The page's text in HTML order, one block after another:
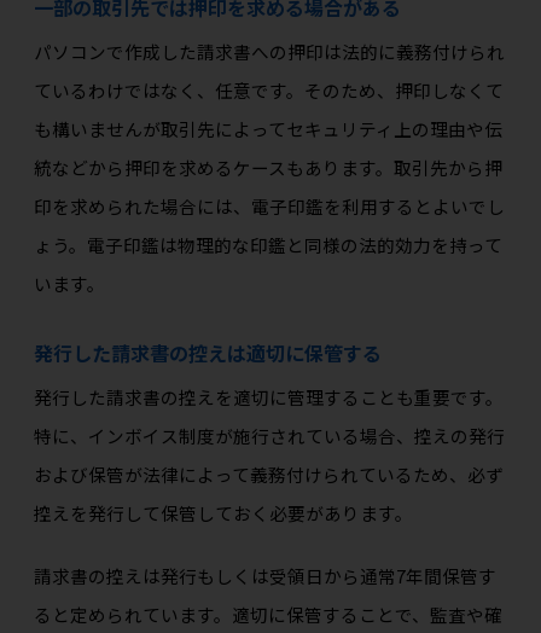
一部の取引先では押印を求める場合がある
パソコンで作成した請求書への押印は法的に義務付けられ
ているわけではなく、任意です。そのため、押印しなくて
も構いませんが取引先によってセキュリティ上の理由や伝
統などから押印を求めるケースもあります。取引先から押
印を求められた場合には、電子印鑑を利用するとよいでし
ょう。電子印鑑は物理的な印鑑と同様の法的効力を持って
います。
発行した請求書の控えは適切に保管する
発行した請求書の控えを適切に管理することも重要です。
特に、インボイス制度が施行されている場合、控えの発行
および保管が法律によって義務付けられているため、必ず
控えを発行して保管しておく必要があります。
請求書の控えは発行もしくは受領日から通常7年間保管す
ると定められています。適切に保管することで、監査や確